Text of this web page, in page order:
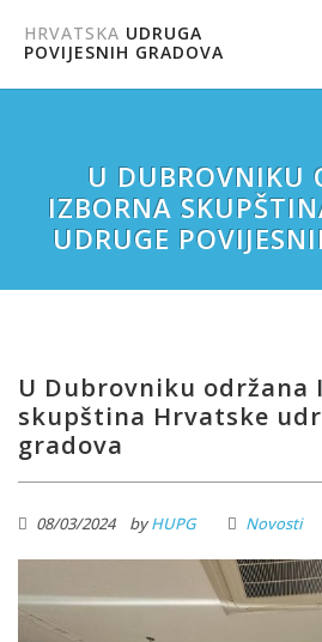
HRVATSKA UDRUGA
POVIJESNIH GRADOVA
U DUBROVNIKU
IZBORNA
UDRUGE
U Dubrovniku održana
skupština Hrvatske
gradova
08/03/2024 byHUPG Novosti